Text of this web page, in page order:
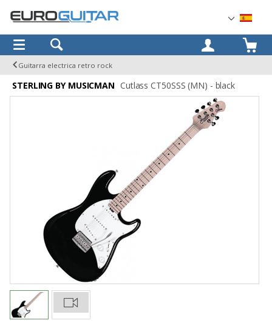
OK
Guitarra electrica retro rock
STERLING BY MUSICMAN Cutlass CT50SSS (MN) - black